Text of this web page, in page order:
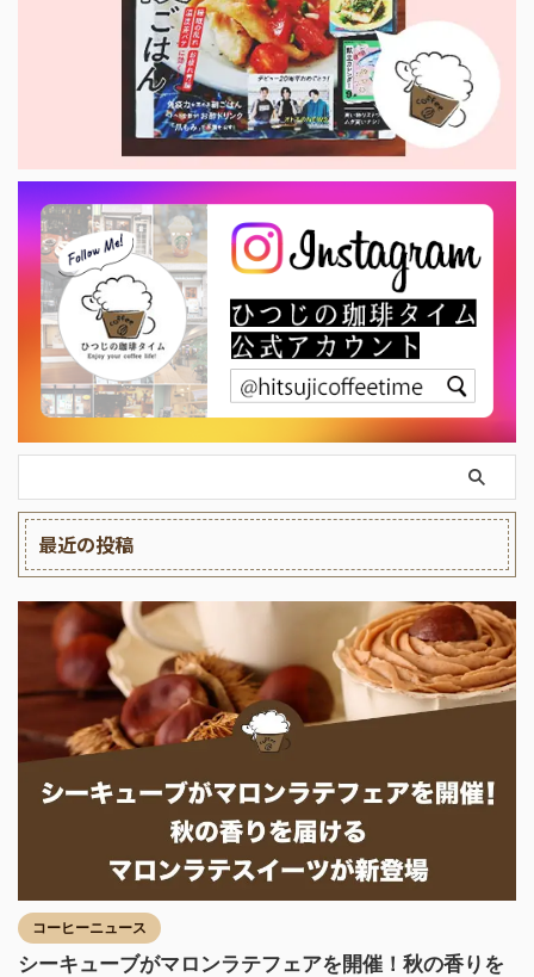
最近の投稿
コーヒーニュース
シーキューブがマロンラテフェアを開催！秋の香りを